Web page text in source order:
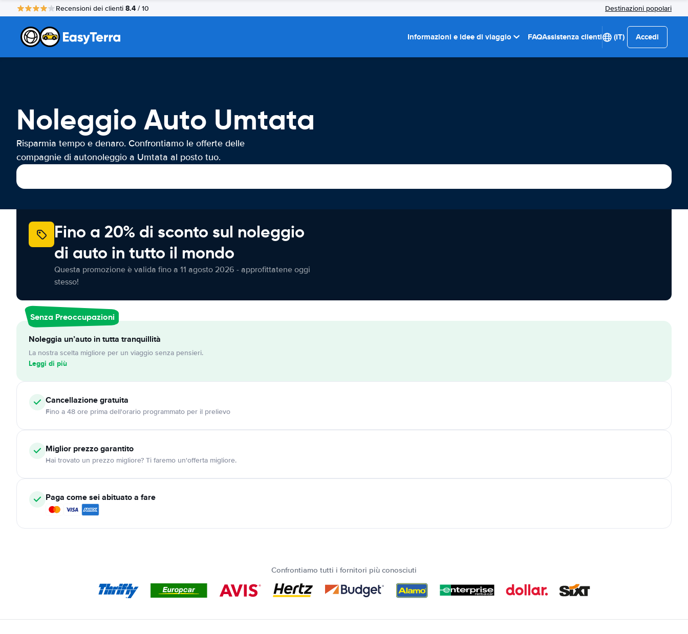
Recensioni dei clienti 8.4 / 10 Destinazioni popolari
Informazioni e idee di viaggio FAQAssistenza clienti (IT) Accedi
Noleggio Auto Umtata
Risparmia tempo e denaro. Confrontiamo le offerte delle
compagnie di autonoleggio a Umtata al posto tuo.
Fino a 20% di sconto sul noleggio
di auto in tutto il mondo
Questa promozione è valida fino a 11 agosto 2026 - approfittatene oggi
stesso!
Senza Preoccupazioni
Noleggia un’auto in tutta tranquillità
La nostra scelta migliore per un viaggio senza pensieri.
Leggi di più
Cancellazionegratuita
Fino a 48 ore prima dell'orario programmato per il prelievo
Miglior prezzo garantito
Hai trovato un prezzo migliore? Ti faremo un'offerta migliore.
Paga come sei abituato a fare
Confrontiamo tutti i fornitori più conosciuti